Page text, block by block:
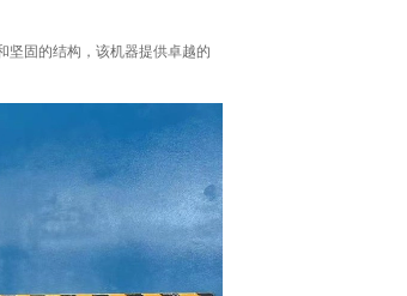
坚固的结构，该机器提供卓越的